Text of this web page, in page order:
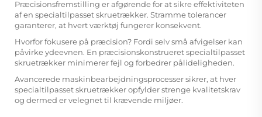
Præcisionsfremstilling er afgørende for at sikre effektiviteten
af en specialtilpasset skruetrækker. Stramme tolerancer
garanterer, at hvert værktøj fungerer konsekvent.
Hvorfor fokusere på præcision? Fordi selv små afvigelser kan
påvirke ydeevnen. En præcisionskonstrueret specialtilpasset
skruetrækker minimerer fejl og forbedrer pålideligheden.
Avancerede maskinbearbejdningsprocesser sikrer, at hver
specialtilpasset skruetrækker opfylder strenge kvalitetskrav
og dermed er velegnet til krævende miljøer.